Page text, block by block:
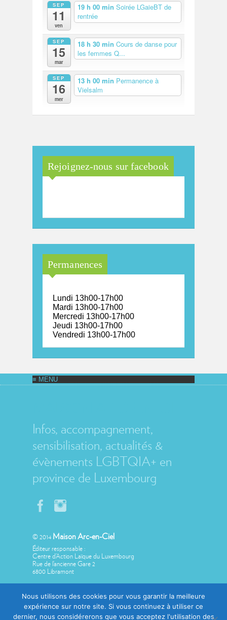
SEP
11
ven
19 h 00 min Soirée LGaieBT de
rentrée
SEP
15
mar
18 h 30 min Cours de danse pour
les femmes Q...
SEP
16
mer
13 h 00 min Permanence à
Vielsalm
Rejoignez-nous sur facebook
Permanences
Lundi 13h00-17h00
Mardi 13h00-17h00
Mercredi 13h00-17h00
Jeudi 13h00-17h00
Vendredi 13h00-17h00
Infos, accompagnement,
sensibilisation, actualités &
évènements LGBTQIA+ en
province de Luxembourg
© 2014 Maison Arc-en-Ciel
Éditeur responsable :
Centre d’Action Laïque du Luxembourg
Rue de l’ancienne Gare 2
6800 Libramont
Nous utilisons des cookies pour vous garantir la meilleure
expérience sur notre site. Si vous continuez à utiliser ce
dernier, nous considérerons que vous acceptez l'utilisation des